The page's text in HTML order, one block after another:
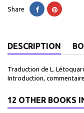
Share
DESCRIPTION
Traduction de L.
Introduction,
12 OTHER BOOKS